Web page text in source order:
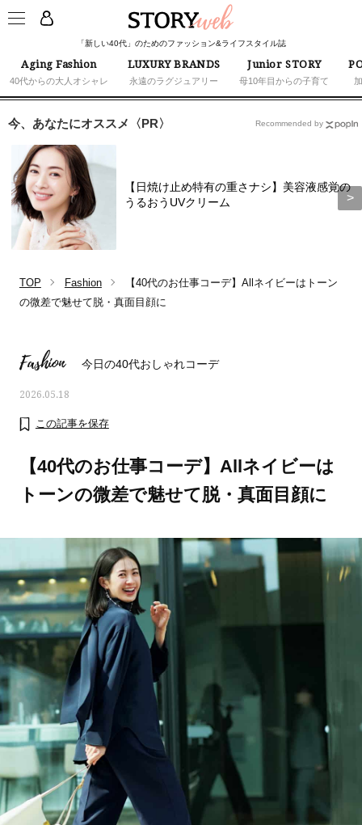
「新しい40代」のためのファッション&ライフスタイル誌
Aging Fashion
40代からの大人オシャレ
LUXURY BRANDS
永遠のラグジュアリー
Junior STORY
母10年目からの子育て
ママとパパに贈る「ジェンダーレ
ス学」
今、あなたにオススメ〈PR〉
【日焼け止め特有の重さナシ】美容液感覚の
うるおうUVクリーム
Recommended by
TOP Fashion
【40代のお仕事コーデ】Allネイビーはトーン
の微差で魅せて脱・真面目顔に
Fashion 今日の40代おしゃれコーデ
2026.05.18
この記事を保存
【40代のお仕事コーデ】Allネイビーは
トーンの微差で魅せて脱・真面目顔に